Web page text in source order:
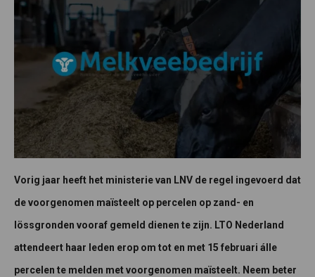
Vorig jaar heeft het ministerie van LNV de regel ingevoerd dat
de voorgenomen maïsteelt op percelen op zand- en
lössgronden vooraf gemeld dienen te zijn. LTO Nederland
attendeert haar leden erop om tot en met 15 februari álle
percelen te melden met voorgenomen maïsteelt. Neem beter